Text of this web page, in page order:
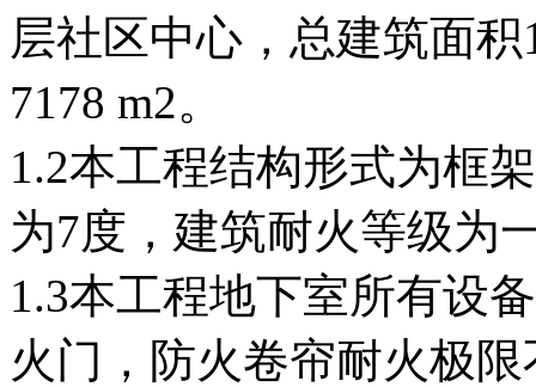
层社区中心，总建筑面
7178 m2。
1.2本工程结构形式为框
为7度，建筑耐火等级为
1.3本工程地下室所有设
火门，防火卷帘耐火极